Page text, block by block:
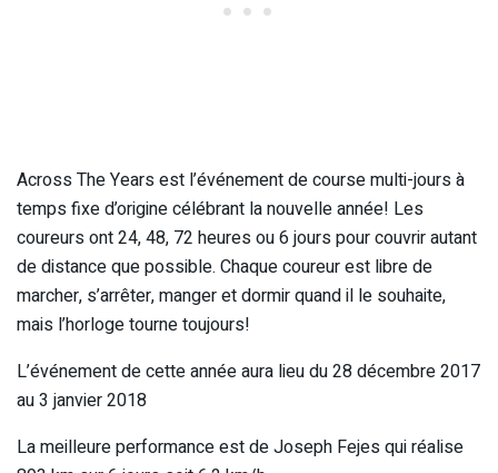
Across The Years est l’événement de course multi-jours à
temps fixe d’origine célébrant la nouvelle année! Les
coureurs ont 24, 48, 72 heures ou 6 jours pour couvrir autant
de distance que possible. Chaque coureur est libre de
marcher, s’arrêter, manger et dormir quand il le souhaite,
mais l’horloge tourne toujours!
L’événement de cette année aura lieu du 28 décembre 2017
au 3 janvier 2018
La meilleure performance est de Joseph Fejes qui réalise